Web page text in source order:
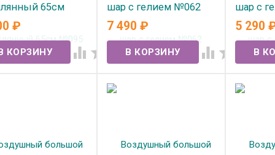
65см
наличии
₽
 
шар с гелием №062
В наличии
7 490₽
 
шар с
В
5 290